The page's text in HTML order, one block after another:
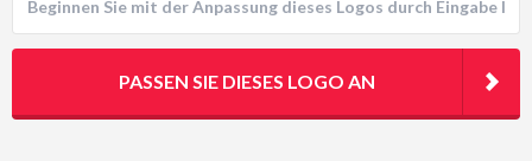
PASSEN SIE DIESES LOGO AN